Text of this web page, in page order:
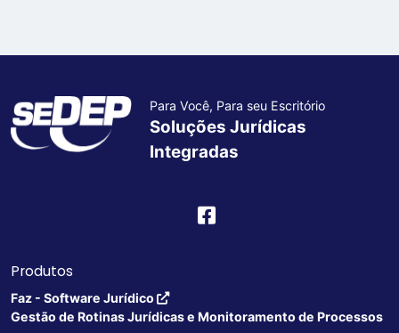
Para Você, Para seu Escritório
Soluções Jurídicas
Integradas
Produtos
Faz - Software Jurídico
Gestão de Rotinas Jurídicas e Monitoramento de Processos